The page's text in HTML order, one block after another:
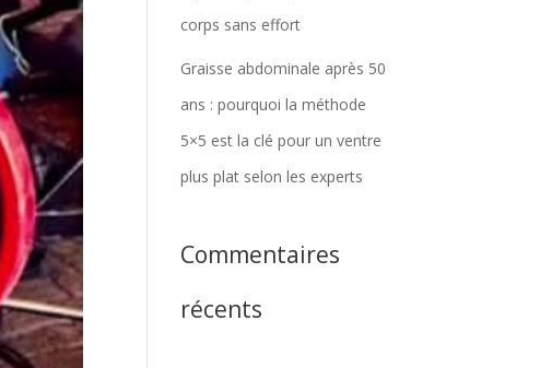
corps sans effort
Graisse abdominale après 50
ans : pourquoi la méthode
5×5 est la clé pour un ventre
plus plat selon les experts
Commentaires
récents